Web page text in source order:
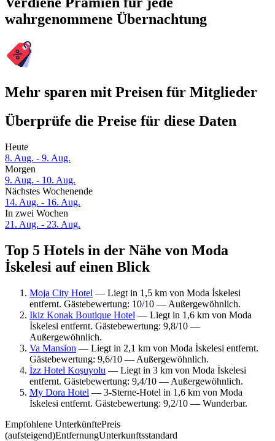
wahrgenommene Übernachtung
Mehr sparen mit Preisen für Mitglieder
Überprüfe die Preise für diese Daten
Heute
8. Aug. - 9. Aug.
Morgen
9. Aug. - 10. Aug.
Nächstes Wochenende
14. Aug. - 16. Aug.
In zwei Wochen
21. Aug. - 23. Aug.
Top 5 Hotels in der Nähe von Moda
İskelesi auf einen Blick
Moja City Hotel — Liegt in 1,5 km von Moda İskelesi
entfernt. Gästebewertung: 10/10 — Außergewöhnlich.
Ikiz Konak Boutique Hotel — Liegt in 1,6 km von Moda
İskelesi entfernt. Gästebewertung: 9,8/10 —
Außergewöhnlich.
Va Mansion — Liegt in 2,1 km von Moda İskelesi entfernt.
Gästebewertung: 9,6/10 — Außergewöhnlich.
İzz Hotel Koşuyolu — Liegt in 3 km von Moda İskelesi
entfernt. Gästebewertung: 9,4/10 — Außergewöhnlich.
My Dora Hotel — 3-Sterne-Hotel in 1,6 km von Moda
İskelesi entfernt. Gästebewertung: 9,2/10 — Wunderbar.
Empfohlene UnterkünftePreis
(aufsteigend)EntfernungUnterkunftsstandard